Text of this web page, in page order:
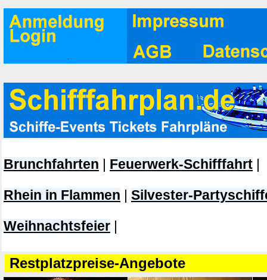
Brunchfahrten Feuerwerk-Schifffahrt
Rhein in Flammen Silvester-
Weihnachtsfeier
Restplatzpreise-Angebote